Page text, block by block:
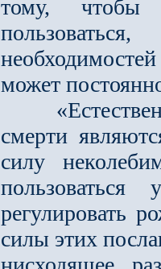
тому, чтобы
может
смерти
силу
регулировать
силы этих